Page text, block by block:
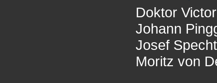
Doktor
Johann
Josef
Moritz von